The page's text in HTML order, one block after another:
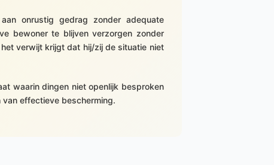
onrustig gedrag zonder adequate
bewoner te blijven verzorgen zonder
verwijt krijgt dat hij/zij de situatie niet
waarin dingen niet openlijk besproken
effectieve bescherming.